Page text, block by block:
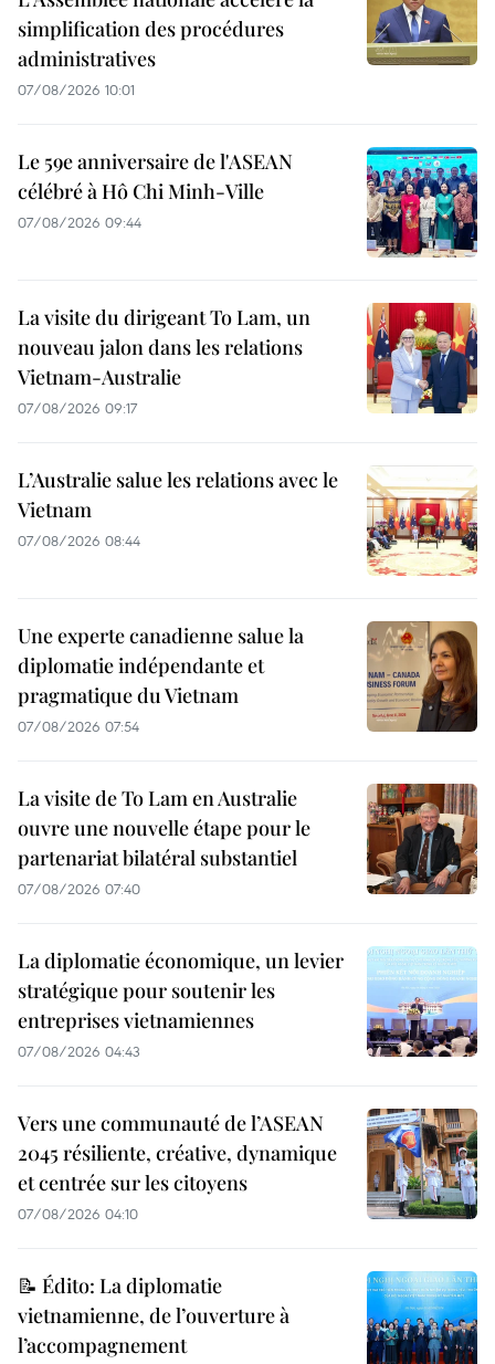
simplification des procédures
administratives
07/08/2026 10:01
Le 59e anniversaire de l'ASEAN
célébré à Hô Chi Minh-Ville
07/08/2026 09:44
La visite du dirigeant To Lam, un
nouveau jalon dans les relations
Vietnam-Australie
07/08/2026 09:17
L’Australie salue les relations avec le
Vietnam
07/08/2026 08:44
Une experte canadienne salue la
diplomatie indépendante et
pragmatique du Vietnam
07/08/2026 07:54
La visite de To Lam en Australie
ouvre une nouvelle étape pour le
partenariat bilatéral substantiel
07/08/2026 07:40
La diplomatie économique, un levier
stratégique pour soutenir les
entreprises vietnamiennes
07/08/2026 04:43
Vers une communauté de l’ASEAN
2045 résiliente, créative, dynamique
et centrée sur les citoyens
07/08/2026 04:10
📝 Édito: La diplomatie
vietnamienne, de l’ouverture à
l’accompagnement